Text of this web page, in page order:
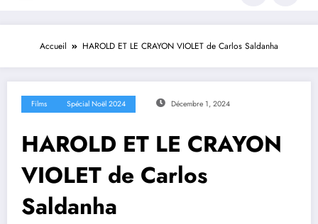
Accueil HAROLD ET LE CRAYON VIOLET de Carlos Saldanha
Films Spécial Noël 2024 Décembre 1, 2024
HAROLD ET LE CRAYON
VIOLET de Carlos
Saldanha